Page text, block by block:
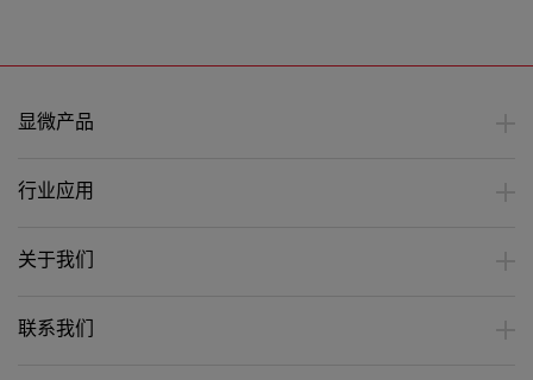
显微产品
行业应用
关于我们
联系我们